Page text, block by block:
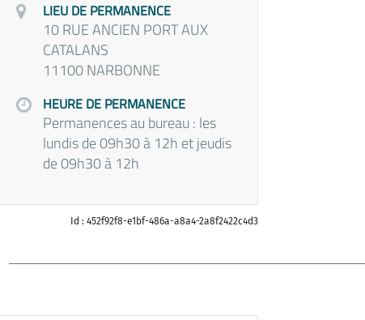
LIEU DE PERMANENCE
10 RUE ANCIEN PORT AUX
CATALANS
11100 NARBONNE
HEURE DE PERMANENCE
Permanences au bureau : les
lundis de 09h30 à 12h et jeudis
de 09h30 à 12h
Id : 452f92f8-e1bf-486a-a8a4-2a8f2422c4d3